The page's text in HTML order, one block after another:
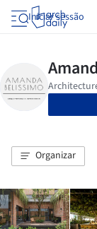
Iniciar sessão
Organizar